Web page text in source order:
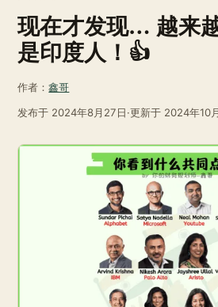
现在才发现… 越来
是印度人！👍
作者：鑫哥
发布于 2024年8月27日·更新于 2024年10